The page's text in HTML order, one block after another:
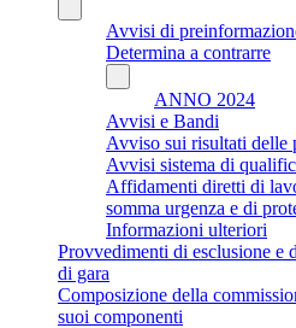
Avvisi di
Determina a contrarre
ANNO 2024
Avvisi e Bandi
Avviso sui risultati delle
Avvisi sistema di
Affidamenti diretti di
somma urgenza e di
Informazioni ulteriori
Provvedimenti di esclusione e
di gara
Composizione della
suoi componenti